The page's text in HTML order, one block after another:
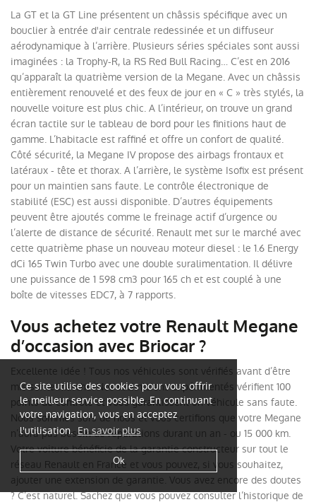
Ce site utilise des cookies pour vous offrir
le meilleur service possible. En continuant
votre navigation, vous en acceptez
l'utilisation.En savoir plus
Ok
La GT et la GT Line présentent un châssis spécifique avec un
bouclier à entrée d'air centrale redessinée et un diffuseur
aérodynamique à l’arrière. Plusieurs séries spéciales sont aussi
imaginées : la Trophy-R, la RS Red Bull Racing… C’est en 2016
qu’apparaît la quatrième version de la Megane. Avec un châssis
entièrement renouvelé et des feux de jour en « C » très stylés, la
nouvelle voiture est plus chic. A l’intérieur, on trouve un grand
écran tactile sur le tableau de bord pour les finitions haut de
gamme. L’habitacle est raffiné et offre un confort de qualité.
Côté sécurité, la Megane IV propose des airbags frontaux et
latéraux - tête et thorax. A l’arrière, le système Isofix est présent
pour un maintien sans faute. Le contrôle électronique de
stabilité (ESC) est aussi disponible. D’autres équipements
peuvent être ajoutés comme le freinage actif d’urgence ou
l’alerte de distance de sécurité. Renault met sur le marché avec
cette quatrième phase un nouveau moteur diesel : le 1.6 Energy
dCi 165 Twin Turbo avec une double suralimentation. Il délivre
une puissance de 1 598 cm3 pour 165 ch et est couplé à une
boîte de vitesses EDC7, à 7 rapports.
Vous achetez votre Renault Megane
d’occasion avec Briocar ?
Excellente idée ! Tous nos véhicules sont vérifiés avant d’être
mis sur le marché. Nos techniciens expérimentés vérifient 100
points de contrôle et vous garantissent un véhicule sans faute.
Nous sommes sûrs de nous et vous certifions que votre Megane
n’aura pas besoin de réparations durant un an - ou 15 000 km.
Votre voiture bénéficie de la garantie constructeur sur tout le
réseau Renault en France et vous pouvez, si vous souhaitez,
ajouter une extension de garantie. Vous avez encore des doutes
? C’est naturel. Sachez que vous pouvez consulter l’historique de